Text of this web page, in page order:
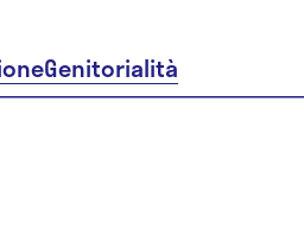
Genitorialità